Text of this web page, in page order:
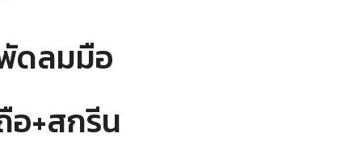
ดลมมือ
อ+สกรีน